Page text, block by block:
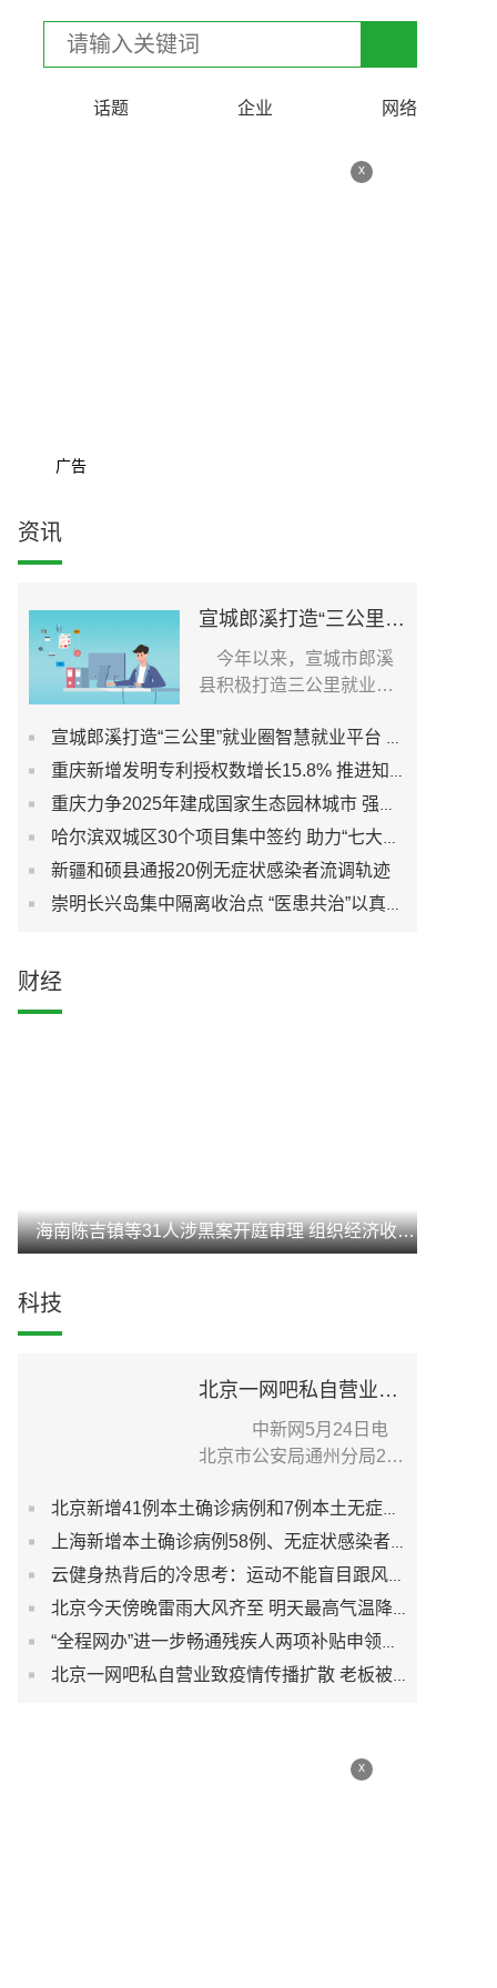
话题 企业 网络
x
广告
资讯
宣城郎溪打造“三公里”就业圈智慧就业平台 为居民提供就业岗位
今年以来，宣城市郎溪
县积极打造三公里就业圈
宣城郎溪打造“三公里”就业圈智慧就业平台 为居民提供就业岗位
重庆新增发明专利授权数增长15.8% 推进知识产权强市建设
重庆力争2025年建成国家生态园林城市 强化城市生态宜居性
哈尔滨双城区30个项目集中签约 助力“七大都市”建设
新疆和硕县通报20例无症状感染者流调轨迹
崇明长兴岛集中隔离收治点 “医患共治”以真心换真心
财经
海南陈吉镇等31人涉黑案开庭审理 组织经济收入达3亿元
科技
北京一网吧私自营业致疫情传播扩散 老板被刑事立案调查
中新网5月24日电
北京市公安局通州分局24
北京新增41例本土确诊病例和7例本土无症状感染者
上海新增本土确诊病例58例、无症状感染者422例
云健身热背后的冷思考：运动不能盲目跟风而是生活习惯
北京今天傍晚雷雨大风齐至 明天最高气温降至30℃以下
“全程网办”进一步畅通残疾人两项补贴申领渠道
北京一网吧私自营业致疫情传播扩散 老板被刑事立案调查
x